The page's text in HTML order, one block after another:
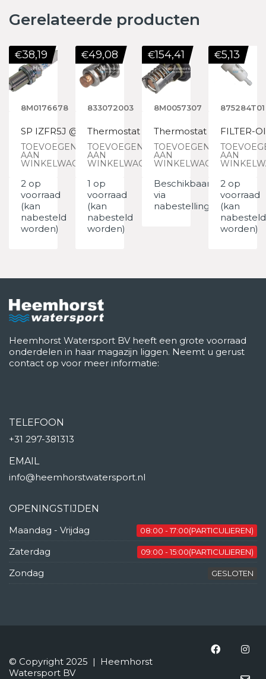
Gerelateerde producten
8M0176678
SP IZFR5J @4
TOEVOEGEN
AAN
WINKELWAGEN
€38,19
2 op
voorraad
(kan
nabesteld
worden)
833072003
Thermostat
TOEVOEGEN
AAN
WINKELWAGEN
€49,08
1 op
voorraad
(kan
nabesteld
worden)
8M0057307
Thermostat
TOEVOEGEN
AAN
WINKELWAGEN
€154,41
Beschikbaar
via
nabestelling
875284T01
FILTER-
AAN
€5,13
2 op
voorraad
(kan
nabesteld
worden)
Heemhorst Watersport BV heeft een grote voorraad
onderdelen in haar magazijn liggen. Neemt u gerust
contact op voor meer informatie:
TELEFOON
+31 297-381313
EMAIL
info@heemhorstwatersport.nl
OPENINGSTIJDEN
Maandag - Vrijdag
08:00 - 17:00(PARTICULIEREN)
Zaterdag 09:00 - 15:00(PARTICULIEREN)
Zondag GESLOTEN
© Copyright 2025 | Heemhorst
Watersport BV